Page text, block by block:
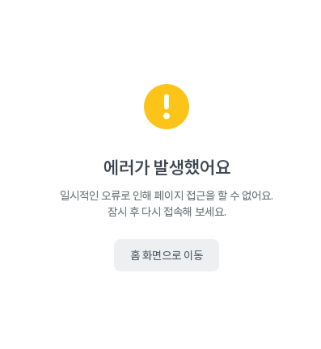
에러가 발생했어요
일시적인 오류로 인해 페이지 접근을 할 수 없어요.
잠시 후 다시 접속해 보세요.
홈 화면으로 이동